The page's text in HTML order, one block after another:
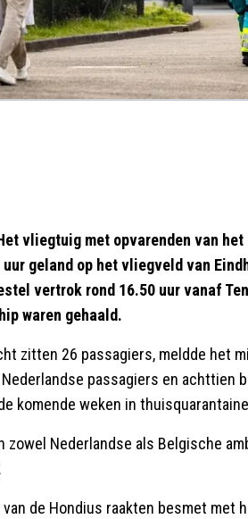
Het vliegtuig met opvarenden van
geland op het vliegveld van
vertrok rond 16.50 uur vanaf
waren gehaald.
zitten 26 passagiers, meldde het
passagiers en achttien
komende weken in
zowel Nederlandse als Belgische
de Hondius raakten besmet met